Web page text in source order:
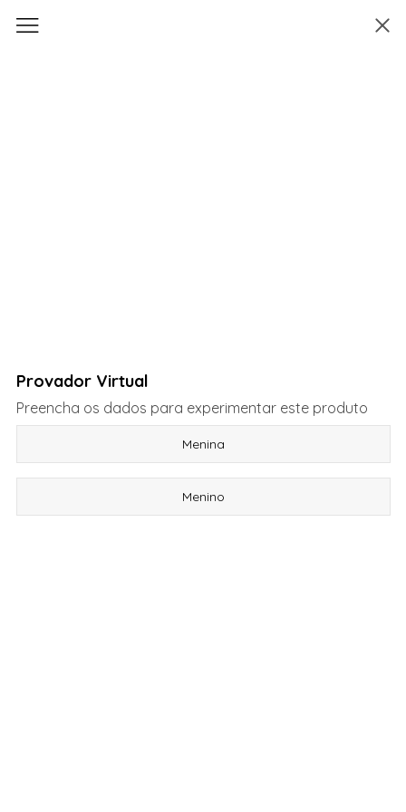
Provador Virtual
Preencha os dados para experimentar este produto
Menina
Menino